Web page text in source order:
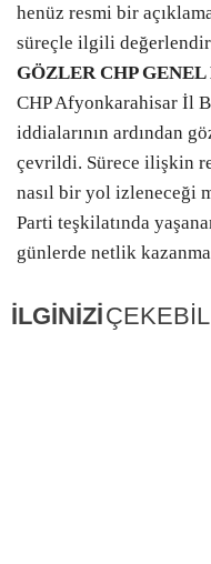
henüz resmi bir
süreçle ilgili
GÖZLER CHP
CHP Afyonkarahisar İl
iddialarının ardından
çevrildi. Sürece ilişkin
nasıl bir yol izleneceği
Parti teşkilatında
günlerde netlik
İLGİNİZİ